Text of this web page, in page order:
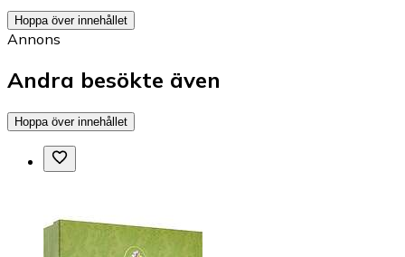
Hoppa över innehållet
Annons
Andra besökte även
Hoppa över innehållet